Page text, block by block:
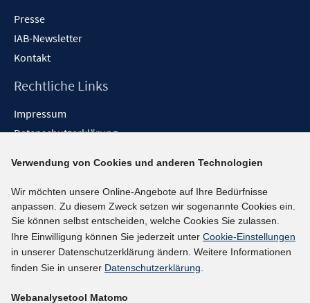
Presse
IAB-Newsletter
Kontakt
Rechtliche Links
Impressum
Datenschutzerklärung
Barrieren melden
Social-Media-Kanäle
BlueSky
YouTube
LinkedIn
Verwendung von Cookies und anderen Technologien
Wir möchten unsere Online-Angebote auf Ihre Bedürfnisse
anpassen. Zu diesem Zweck setzen wir sogenannte Cookies ein.
Sie können selbst entscheiden, welche Cookies Sie zulassen.
Ihre Einwilligung können Sie jederzeit unter Cookie-Einstellungen
in unserer Datenschutzerklärung ändern. Weitere Informationen
finden Sie in unserer Datenschutzerklärung.
Webanalysetool Matomo